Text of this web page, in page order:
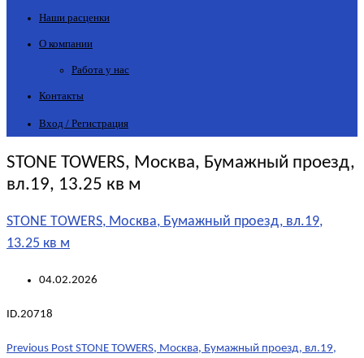
Наши расценки
О компании
Работа у нас
Контакты
Вход / Регистрация
STONE TOWERS, Москва, Бумажный проезд,
вл.19, 13.25 кв м
STONE TOWERS, Москва, Бумажный проезд, вл.19,
13.25 кв м
04.02.2026
ID.20718
Post
Previous Post STONE TOWERS, Москва, Бумажный проезд, вл.19,